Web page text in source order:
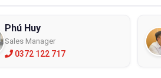
Phú Huy
Sales Manager
0372 122 717